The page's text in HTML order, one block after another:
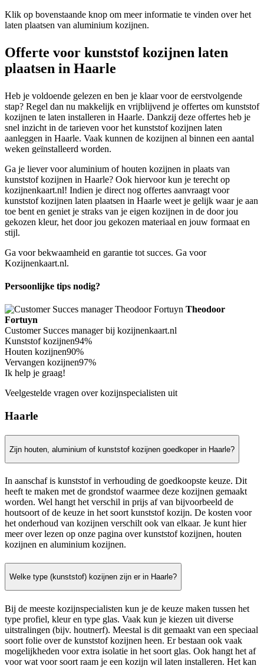
Klik op bovenstaande knop om meer informatie te vinden over het
laten plaatsen van aluminium kozijnen.
Offerte voor kunststof kozijnen laten
plaatsen in Haarle
Heb je voldoende gelezen en ben je klaar voor de eerstvolgende
stap? Regel dan nu makkelijk en vrijblijvend je offertes om kunststof
kozijnen te laten installeren in Haarle. Dankzij deze offertes heb je
snel inzicht in de tarieven voor het kunststof kozijnen laten
aanleggen in Haarle. Vaak kunnen de kozijnen al binnen een aantal
weken geïnstalleerd worden.
Ga je liever voor aluminium of houten kozijnen in plaats van
kunststof kozijnen in Haarle? Ook hiervoor kun je terecht op
kozijnenkaart.nl! Indien je direct nog offertes aanvraagt voor
kunststof kozijnen laten plaatsen in Haarle weet je gelijk waar je aan
toe bent en geniet je straks van je eigen kozijnen in de door jou
gekozen kleur, het door jou gekozen materiaal en jouw formaat en
stijl.
Ga voor bekwaamheid en garantie tot succes. Ga voor
Kozijnenkaart.nl.
Persoonlijke tips nodig?
Theodoor
Fortuyn
Customer Succes manager bij kozijnenkaart.nl
Kunststof kozijnen94%
Houten kozijnen90%
Vervangen kozijnen97%
Ik help je graag!
Veelgestelde vragen over kozijnspecialisten uit
Haarle
Zijn houten, aluminium of kunststof kozijnen goedkoper in Haarle?
In aanschaf is kunststof in verhouding de goedkoopste keuze. Dit
heeft te maken met de grondstof waarmee deze kozijnen gemaakt
worden. Wel hangt het verschil in prijs af van bijvoorbeeld de
houtsoort of de keuze in het soort kunststof kozijn. De kosten voor
het onderhoud van kozijnen verschilt ook van elkaar. Je kunt hier
meer over lezen op onze pagina over kunststof kozijnen, houten
kozijnen en aluminium kozijnen.
Welke type (kunststof) kozijnen zijn er in Haarle?
Bij de meeste kozijnspecialisten kun je de keuze maken tussen het
type profiel, kleur en type glas. Vaak kun je kiezen uit diverse
uitstralingen (bijv. houtnerf). Meestal is dit gemaakt van een speciaal
soort folie over de kunststof kozijnen heen. Er bestaan ook vaak
mogelijkheden voor extra isolatie in het soort glas. Ook hangt het af
voor wat voor soort raam je een kozijn wil laten installeren. Het kan